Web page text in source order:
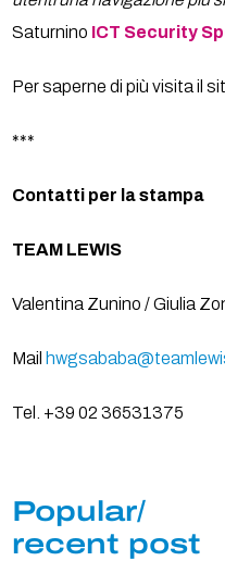
Saturnino ICT Security
Per saperne di più visita il
***
Contatti per la stampa
TEAM LEWIS
Valentina Zunino / Giulia
Mail
Tel. +39 02 36531375
Popular/
recent post